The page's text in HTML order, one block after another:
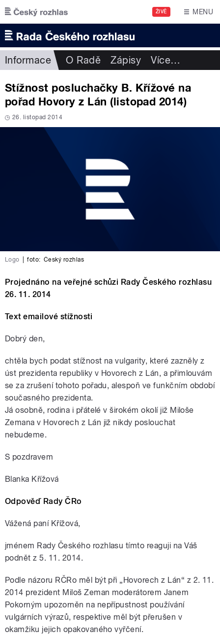
Přejít k hlavnímu obsahu
ŽIVĚ MENU
Informace O Radě Zápisy Více…
Stížnost posluchačky B. Křížové na
pořad Hovory z Lán (listopad 2014)
26. listopad 2014
Logo foto: Český rozhlas
Projednáno na veřejné schůzi Rady Českého rozhlasu
26. 11. 2014
Text emailové stížnosti
Dobrý den,
chtěla bych podat stížnost na vulgarity, které zazněly z
úst prezidenta republiky v Hovorech z Lán, a přimlouvám
se za zrušení tohoto pořadu, alespoň ve funkčním období
současného prezidenta.
Já osobně, rodina i přátelé v širokém okolí již Miloše
Zemana v Hovorech z Lán již nikdy poslouchat
nebudeme.
S pozdravem
Blanka Křížová
Odpověď Rady ČRo
Vážená paní Křížová,
jménem Rady Českého rozhlasu tímto reaguji na Váš
podnět z 5. 11. 2014.
Podle názoru RČRo měl být při „Hovorech z Lán“ z 2. 11.
2014 prezident Miloš Zeman moderátorem Janem
Pokorným upozorněn na nepřípustnost používání
vulgárních výrazů, respektive měl být přerušen v
okamžiku jejich opakovaného vyřčení.